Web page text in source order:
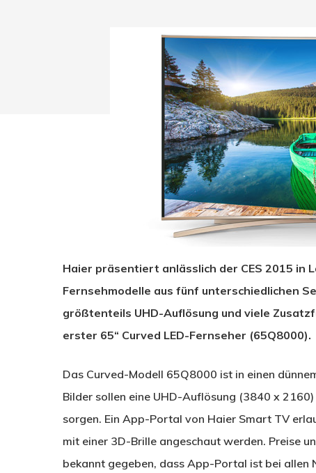
Drücken Sie Enter zum Suchen oder ESC zum
Haier präsentiert anlässlich der CES 2015 in
Fernsehmodelle aus fünf unterschiedlichen
größtenteils UHD-Auflösung und viele
erster 65“ Curved LED-Fernseher (65Q8000).
Das Curved-Modell 65Q8000 ist in einen
Bilder sollen eine UHD-Auflösung (3840 x
sorgen. Ein App-Portal von Haier Smart TV
mit einer 3D-Brille angeschaut werden. Preise
bekannt gegeben, dass App-Portal ist bei allen